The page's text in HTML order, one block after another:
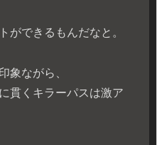
ができるもんだなと。
象ながら、
貫くキラーパスは激ア